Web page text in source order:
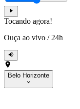
Tocando agora!
Ouça ao vivo / 24h
Belo Horizonte